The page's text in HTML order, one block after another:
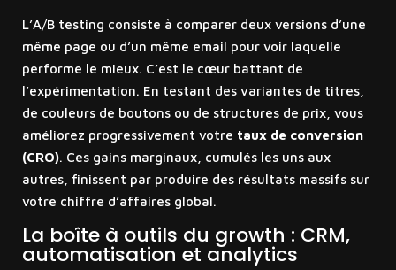
L’A/B testing consiste à comparer deux versions d’une
même page ou d’un même email pour voir laquelle
performe le mieux. C’est le cœur battant de
l’expérimentation. En testant des variantes de titres,
de couleurs de boutons ou de structures de prix, vous
améliorez progressivement votre taux de conversion
(CRO). Ces gains marginaux, cumulés les uns aux
autres, finissent par produire des résultats massifs sur
votre chiffre d’affaires global.
La boîte à outils du growth : CRM,
automatisation et analytics